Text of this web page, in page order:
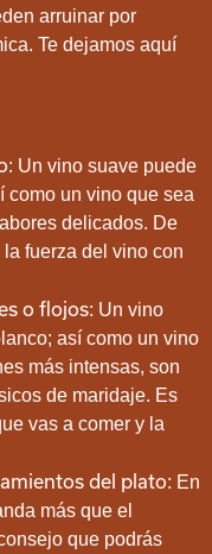
arruinar por
Te dejamos aquí
: Un vino suave puede
como un vino que sea
delicados. De
fuerza del vino con
o flojos: Un vino
así como un vino
más intensas, son
de maridaje. Es
vas a comer y la
del plato: En
más que el
que podrás